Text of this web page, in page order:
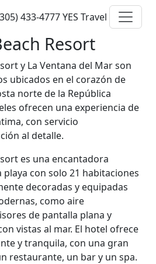
433-4777YES Travel
Resort
y La Ventana del Mar son
ubicados en el corazón de
norte de la República
ofrecen una experiencia de
con servicio
al detalle.
es una encantadora
con solo 21 habitaciones
decoradas y equipadas
como aire
de pantalla plana y
vistas al mar. El hotel ofrece
y tranquila, con una gran
restaurante, un bar y un spa.